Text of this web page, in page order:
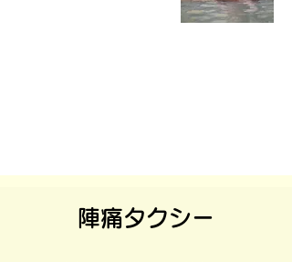
陣痛タクシー